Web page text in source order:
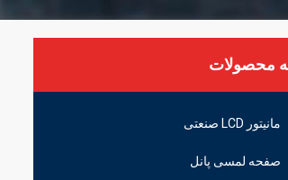
محصولات
مانیتور LCD صنعتی
صفحه لمسی پانل